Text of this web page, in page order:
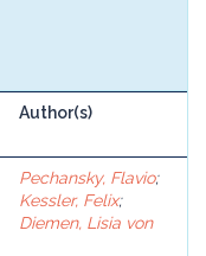
Author(s)
Pechansky, Flavio;
Kessler, Felix;
Diemen, Lisia von